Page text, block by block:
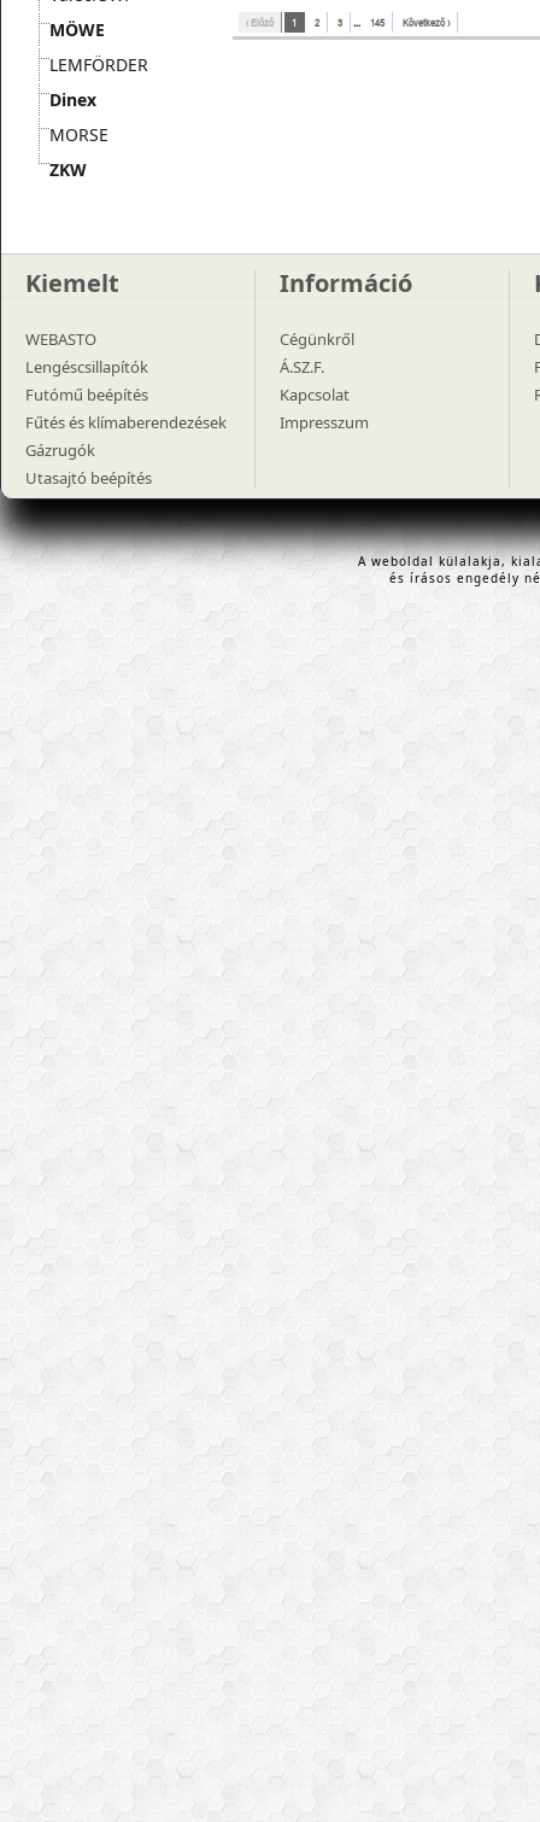
MÖWE
LEMFÖRDER
Dinex
MORSE
ZKW
‹ Előző 1 2 3 ... 145 Következő ›
Kiemelt
WEBASTO
Lengéscsillapítók
Futómű beépítés
Fűtés és klímaberendezések
Gázrugók
Utasajtó beépítés
Információ
Cégünkről
Á.SZ.F.
Kapcsolat
Impresszum
A weboldal külalakja,
és írásos engedély